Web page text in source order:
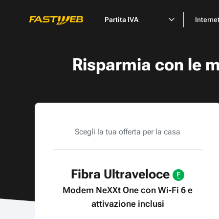
Partita IVA
Risparmia con le
Scegli la tua offerta per la casa
Fibra Ultraveloce
Modem NeXXt One con Wi‑Fi 6 e
attivazione inclusi